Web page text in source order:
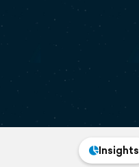
Insights